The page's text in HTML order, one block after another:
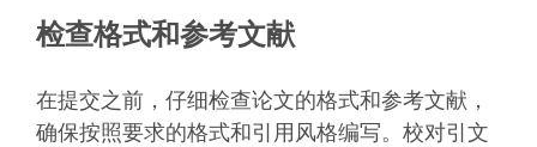
检查格式和参考文献
在提交之前，仔细检查论文的格式和参考文献，
确保按照要求的格式和引用风格编写。校对引文